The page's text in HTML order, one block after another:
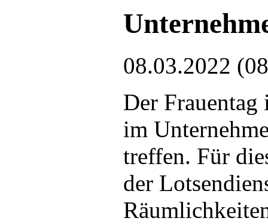
08.03.2022
Der Frauentag
im
treffen. Für
der